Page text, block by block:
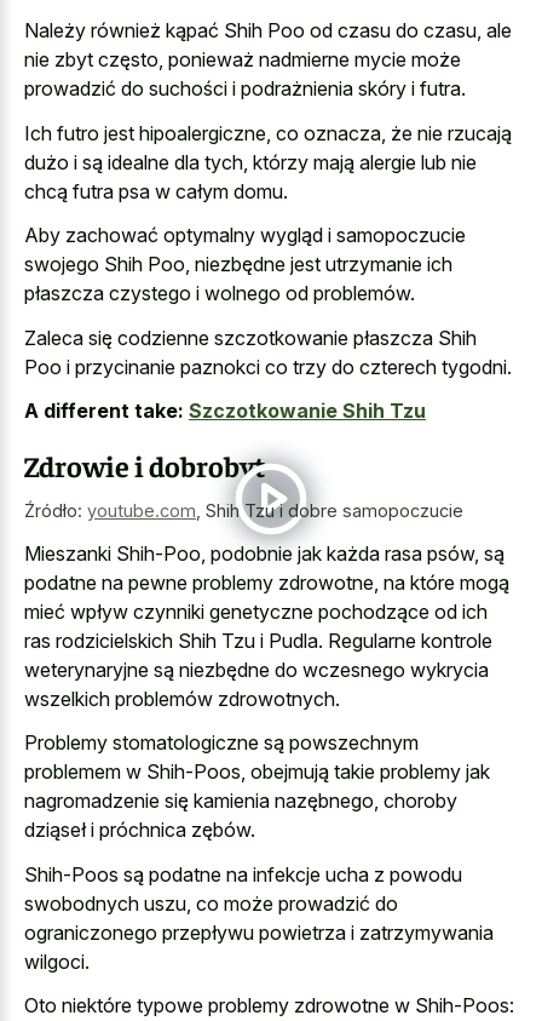
Należy również kąpać Shih Poo od czasu do czasu, ale
nie zbyt często, ponieważ nadmierne mycie może
prowadzić do suchości i podrażnienia skóry i futra.
Ich futro jest hipoalergiczne, co oznacza, że nie rzucają
dużo i są idealne dla tych, którzy mają alergie lub nie
chcą futra psa w całym domu.
Aby zachować optymalny wygląd i samopoczucie
swojego Shih Poo, niezbędne jest utrzymanie ich
płaszcza czystego i wolnego od problemów.
Zaleca się codzienne szczotkowanie płaszcza Shih
Poo i przycinanie paznokci co trzy do czterech tygodni.
A different take: Szczotkowanie Shih Tzu
Zdrowie i dobrobyt
Źródło: youtube.com Shih Tzu i dobre samopoczucie
Mieszanki Shih-Poo, podobnie jak każda rasa psów, są
podatne na pewne problemy zdrowotne, na które mogą
mieć wpływ czynniki genetyczne pochodzące od ich
ras rodzicielskich Shih Tzu i Pudla. Regularne kontrole
weterynaryjne są niezbędne do wczesnego wykrycia
wszelkich problemów zdrowotnych.
Problemy stomatologiczne są powszechnym
problemem w Shih-Poos, obejmują takie problemy jak
nagromadzenie się kamienia nazębnego, choroby
dziąseł i próchnica zębów.
Shih-Poos są podatne na infekcje ucha z powodu
swobodnych uszu , co może prowadzić do
ograniczonego przepływu powietrza i zatrzymywania
wilgoci.
Oto niektóre typowe problemy zdrowotne w Shih-Poos: